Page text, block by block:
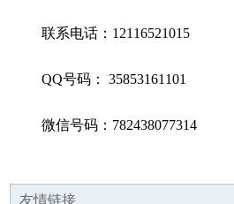
联系电话：12116521015
QQ号码： 35853161101
微信号码：782438077314
友情链接